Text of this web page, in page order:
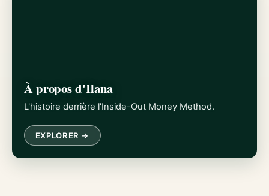
À propos d'Ilana
L'histoire derrière l'Inside-Out Money Method.
EXPLORER →